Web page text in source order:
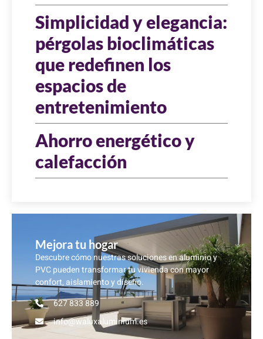
Simplicidad y elegancia:
pérgolas bioclimáticas
que redefinen los
espacios de
entretenimiento
Ahorro energético y
calefacción
Mejora tu hogar
Descubre cómo nuestras soluciones en aluminio y
PVC pueden transformar tu vivienda con mayor
confort, aislamiento y diseño.
627 833 889
info@waluxaluminium.es